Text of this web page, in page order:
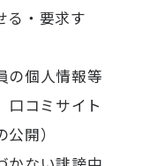
る・要求す
の個人情報等
口コミサイト
開）